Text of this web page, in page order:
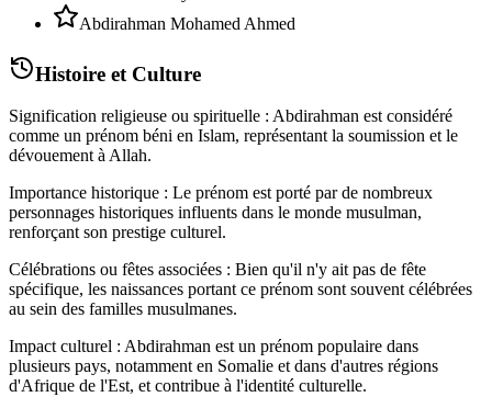
Abdirahman Mohamed Ahmed
Histoire et Culture
Signification religieuse ou spirituelle : Abdirahman est considéré
comme un prénom béni en Islam, représentant la soumission et le
dévouement à Allah.
Importance historique : Le prénom est porté par de nombreux
personnages historiques influents dans le monde musulman,
renforçant son prestige culturel.
Célébrations ou fêtes associées : Bien qu'il n'y ait pas de fête
spécifique, les naissances portant ce prénom sont souvent célébrées
au sein des familles musulmanes.
Impact culturel : Abdirahman est un prénom populaire dans
plusieurs pays, notamment en Somalie et dans d'autres régions
d'Afrique de l'Est, et contribue à l'identité culturelle.